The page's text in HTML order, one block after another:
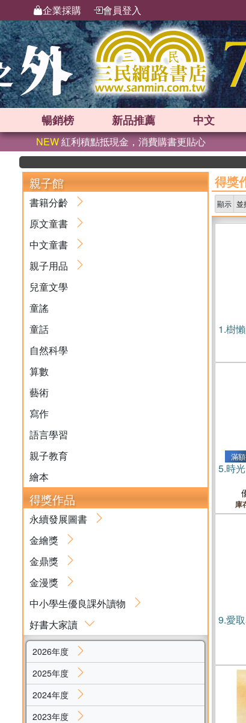
企業採購 會員登入
暢銷榜 新品推薦 中文
NEW紅利積點抵現金，消費購書更貼心
親子館
書籍分齡
原文童書
中文童書
親子用品
兒童文學
童謠
童話
自然科學
算數
藝術
寫作
語言學習
親子教育
繪本
得獎作品
永續發展圖書
金繪獎
金鼎獎
金漫獎
中小學生優良課外讀物
好書大家讀
2026年度
2025年度
2024年度
2023年度
得獎
顯示
1.樹
滿
5.時
庫
9.愛